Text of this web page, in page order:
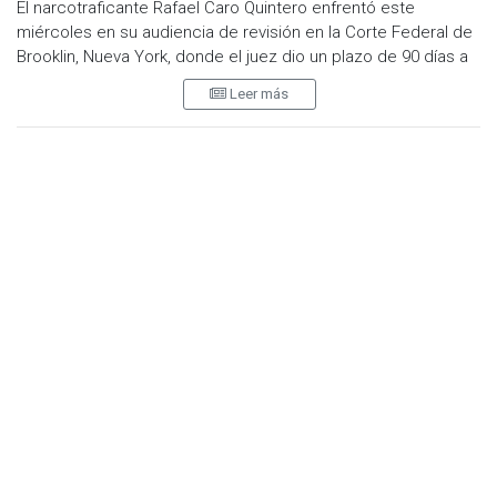
El narcotraficante Rafael Caro Quintero enfrentó este
miércoles en su audiencia de revisión en la Corte Federal de
Brooklin, Nueva York, donde el juez dio un plazo de 90 días a
los fiscales para definir si buscarán la pena de muerte para
quien fuera líder del Cártel de Guadalajara, posteriormente de
Sinaloa.
Leer más